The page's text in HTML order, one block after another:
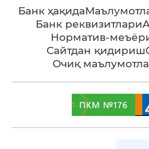
Банк ҳақида
Банк реквизитлари
Норматив-
Сайтдан қидириш
Очиқ